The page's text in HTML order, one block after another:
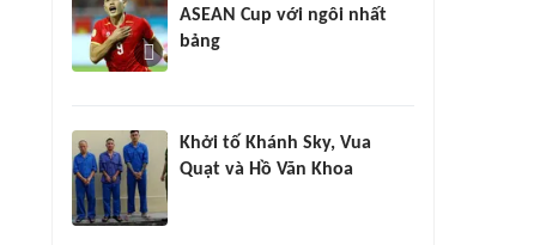
ASEAN Cup với ngôi nhất
bảng
Khởi tố Khánh Sky, Vua
Quạt và Hồ Văn Khoa